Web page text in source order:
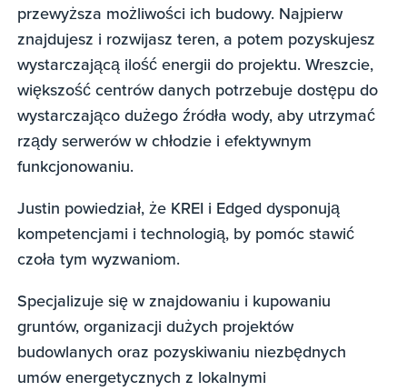
przewyższa możliwości ich budowy. Najpierw
znajdujesz i rozwijasz teren, a potem pozyskujesz
wystarczającą ilość energii do projektu. Wreszcie,
większość centrów danych potrzebuje dostępu do
wystarczająco dużego źródła wody, aby utrzymać
rządy serwerów w chłodzie i efektywnym
funkcjonowaniu.
Justin powiedział, że KREI i Edged dysponują
kompetencjami i technologią, by pomóc stawić
czoła tym wyzwaniom.
Specjalizuje się w znajdowaniu i kupowaniu
gruntów, organizacji dużych projektów
budowlanych oraz pozyskiwaniu niezbędnych
umów energetycznych z lokalnymi